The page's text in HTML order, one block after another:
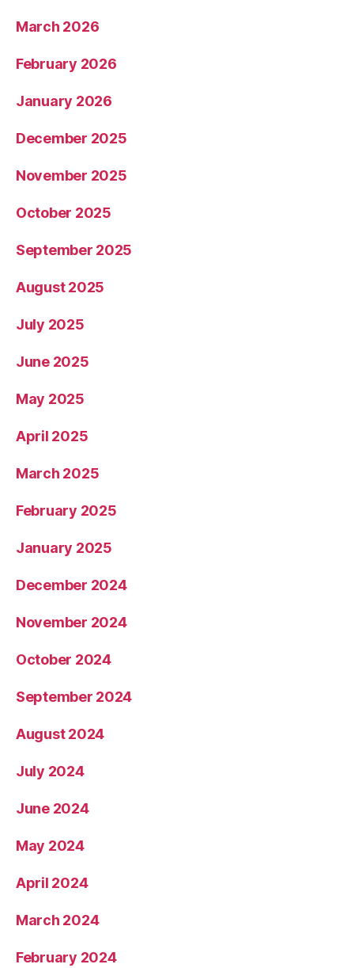
March 2026
February 2026
January 2026
December 2025
November 2025
October 2025
September 2025
August 2025
July 2025
June 2025
May 2025
April 2025
March 2025
February 2025
January 2025
December 2024
November 2024
October 2024
September 2024
August 2024
July 2024
June 2024
May 2024
April 2024
March 2024
February 2024